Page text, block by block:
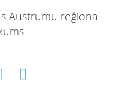
Austrumu reģiona